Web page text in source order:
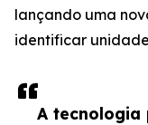
A tecnologia
lançando uma
identificar